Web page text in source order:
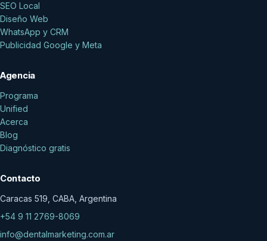
SEO Local
Diseño Web
WhatsApp y CRM
Publicidad Google y Meta
Agencia
Programa
Unified
Acerca
Blog
Diagnóstico gratis
Contacto
Caracas 519, CABA, Argentina
+54 9 11 2769-8069
info@dentalmarketing.com.ar